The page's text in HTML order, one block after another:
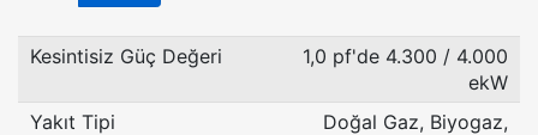
Kesintisiz Güç Değeri
1,0 pf'de 4.300 / 4.000
ekW
Yakıt Tipi
Doğal Gaz, Biyogaz,